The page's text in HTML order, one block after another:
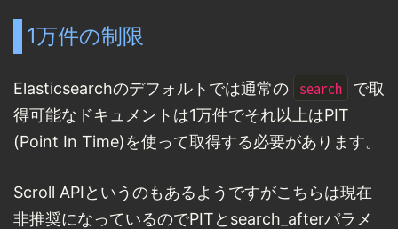
1万件の制限
Elasticsearchのデフォルトでは通常の search
で取
得可能なドキュメントは1万件でそれ以上はPIT
(Point In Time)を使って取得する必要があります。
Scroll APIというのもあるようですがこちらは現在
非推奨になっているのでPITとsearch_afterパラメ